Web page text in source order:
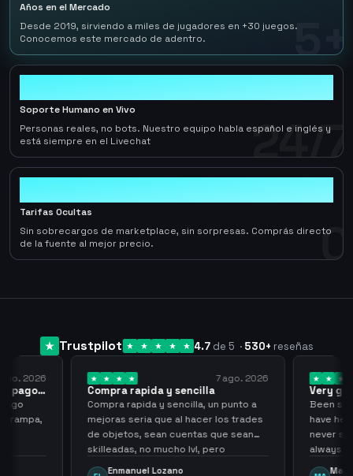
5+
Años en el Mercado
Desde 2019, sirviendo a miles de jugadores en +30 juegos.
Conocemos este mercado de adentro.
24/7
Soporte Humano en Vivo
Personas reales, no bots. Nuestro equipo habla español e inglés y
está siempre en el Livechat
0
Tarifas Ocultas
Sin sobrecargos de marketplace, sin sorpresas. Comprás directo
de la fuente al mejor precio.
Trustpilot 4.7 de 5 · 530+ reseñas
2026
pago…
trampa,
7 ago. 2026
Compra rapida y sencilla
Compra rapida y sencilla, un punto a
mejoras seria que al hacer los trades
de objetos, sean cuentas que sean
skilleadas, no mucho lvl, pero
tampoco una lvl 3, ya que puede
Enmanuel Lozano
Very
Been
have
never
always